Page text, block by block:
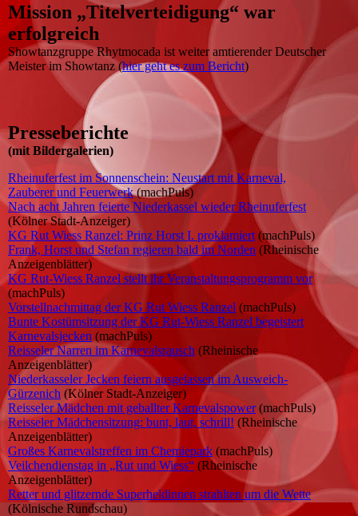
Mission „Titelverteidigung“ war
erfolgreich
Showtanzgruppe Rhytmocada ist weiter amtierender Deutscher
Meister im Showtanz (hier geht es zum Bericht)
Presseberichte
(mit Bildergalerien)
Rheinuferfest im Sonnenschein: Neustart mit Karneval,
Zauberer und Feuerwerk(machPuls)
Nach acht Jahren feierte Niederkassel wieder Rheinuferfest
(Kölner Stadt-Anzeiger)
KG Rut Wiess Ranzel: Prinz Horst I. proklamiert (machPuls)
Frank, Horst und Stefan regieren bald im Norden (Rheinische
Anzeigenblätter)
KG Rut-Wiess Ranzel stellt ihr Veranstaltungsprogramm vor
(machPuls)
Vorstellnachmittag der KG Rut Wiess Ranzel (machPuls)
Bunte Kostümsitzung der KG Rut-Wiess Ranzel begeistert
Karnevalsjecken (machPuls)
Reisseler Narren im Karnevalsrausch (Rheinische
Anzeigenblätter)
Niederkasseler Jecken feiern ausgelassen im Ausweich-
Gürzenich (Kölner Stadt-Anzeiger)
Reisseler Mädchen mit geballter Karnevalspower(machPuls)
Reisseler Mädchensitzung: bunt, laut, schrill! (Rheinische
Anzeigenblätter)
Großes Karnevalstreffen im Chemiepark (machPuls)
Veilchendienstag in „Rut und Wiess“ (Rheinische
Anzeigenblätter)
Retter und glitzernde Superheldinnen strahlten um die Wette
(Kölnische Rundschau)